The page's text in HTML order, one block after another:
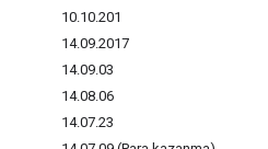
10.10.201
14.09.2017
14.09.03
14.08.06
14.07.23